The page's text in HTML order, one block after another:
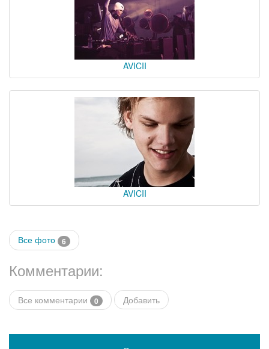
AVICII
AVICII
Все фото 6
Комментарии:
Все комментарии 0 Добавить